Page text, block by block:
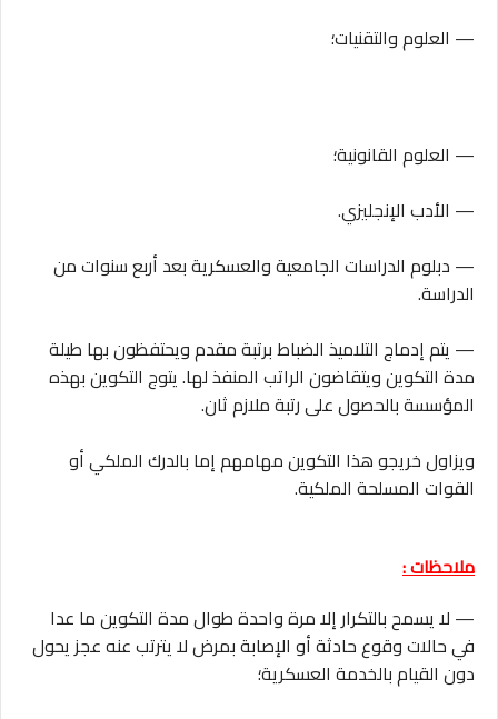
— العلوم والتقنيات؛
— العلوم القانونية؛
— الأدب الإنجليزي.
— دبلوم الدراسات الجامعية والعسكرية بعد أربع سنوات من
الدراسة.
— يتم إدماج التلاميذ الضباط برتبة مقدم ويحتفظون بها طيلة
مدة التكوين ويتقاضون الراتب المنفذ لها. يتوج التكوين بهذه
المؤسسة بالحصول على رتبة ملازم ثان.
ويزاول خريجو هذا التكوين مهامهم إما بالدرك الملكي أو
القوات المسلحة الملكية.
ملاحظات :
— لا يسمح بالتكرار إلا مرة واحدة طوال مدة التكوين ما عدا
في حالات وقوع حادثة أو الإصابة بمرض لا يترتب عنه عجز يحول
دون القيام بالخدمة العسكرية؛